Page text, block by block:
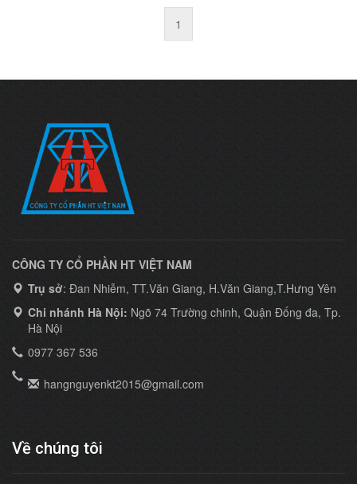
1
CÔNG TY CỔ PHẦN HT VIỆT NAM
Trụ sở: Đan Nhiễm, TT.Văn Giang, H.Văn Giang,T.Hưng Yên
Chi nhánh Hà Nội: Ngõ 74 Trường chinh, Quận Đống đa, Tp.
Hà Nội
0977 367 536
hangnguyenkt2015@gmail.com
Về chúng tôi